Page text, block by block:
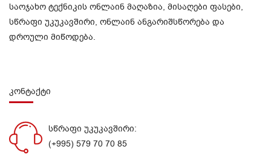
საოჯახო ტექნიკის ონლაინ მაღაზია, მისაღები ფასები,
სწრაფი უკუკავშირი, ონლაინ ანგარიშსწორება და
დროული მიწოდება.
კონტაქტი
სწრაფი უკუკავშირი:
(+995) 579 70 70 85